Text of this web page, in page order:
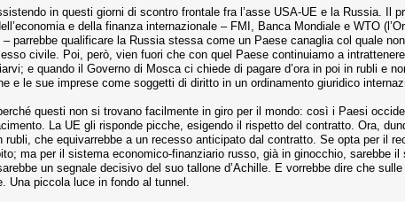
in questi giorni di scontro frontale fra l’asse USA-UE e la Russia. Il
e della finanza internazionale – FMI, Banca Mondiale e WTO
parrebbe qualificare la Russia stessa come un Paese canaglia col quale
civile. Poi, però, vien fuori che con quel Paese continuiamo a
e quando il Governo di Mosca ci chiede di pagare d’ora in poi in rubli e
e le sue imprese come soggetti di diritto in un ordinamento giuridico
questi non si trovano facilmente in giro per il mondo: così i Paesi
La UE gli risponde picche, esigendo il rispetto del contratto. Ora,
rubli, che equivarrebbe a un recesso anticipato dal contratto. Se opta per il
ma per il sistema economico-finanziario russo, già in ginocchio, sarebbe
un segnale decisivo del suo tallone d’Achille. E vorrebbe dire che
Una piccola luce in fondo al tunnel.